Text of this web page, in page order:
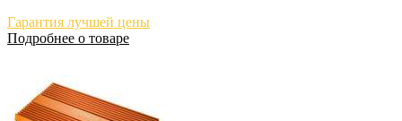
Гарантия лучшей цены
Подробнее о товаре